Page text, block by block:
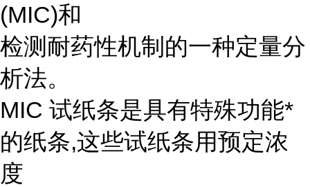
(MIC)和
检测耐药性机制的一种定量分
析法。
MIC 试纸条是具有特殊功能*
的纸条,这些试纸条用预定浓
度